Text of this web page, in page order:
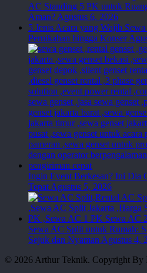
AC Standing 5 PK untuk
Aman? Agustus 6, 2026
5 Jenis Acara yang Wajib
Pernikahan hingga Konser
Ingin Event Berkesan? Ini Dia
Tepat Agustus 5, 2026
Sewa AC Split untuk Rumah:
Sejuk dan Nyaman Agustus 4,
© 2026 Arthur Teknik. Copyright By